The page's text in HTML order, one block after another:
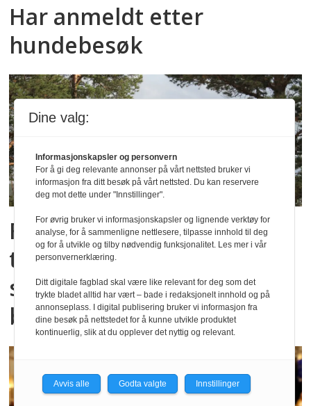
Har anmeldt etter
hundebesøk
Foreslår endringer i
tilskuddsordninger for
samiskspråklige
barnehagetilbud
Dine valg:
Informasjonskapsler og personvern
For å gi deg relevante annonser på vårt nettsted bruker vi
informasjon fra ditt besøk på vårt nettsted. Du kan reservere
deg mot dette under "Innstillinger".
For øvrig bruker vi informasjonskapsler og lignende verktøy for
analyse, for å sammenligne nettlesere, tilpasse innhold til deg
og for å utvikle og tilby nødvendig funksjonalitet. Les mer i vår
personvernerklæring.
Ditt digitale fagblad skal være like relevant for deg som det
trykte bladet alltid har vært – bade i redaksjonelt innhold og på
annonseplass. I digital publisering bruker vi informasjon fra
dine besøk på nettstedet for å kunne utvikle produktet
kontinuerlig, slik at du opplever det nyttig og relevant.
Avvis alle Godta valgte Innstillinger